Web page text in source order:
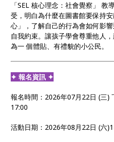
「SEL 核心理念：社會覺察」
受，明白為什麼在圖書館要保持
心」，了解自己的行為會如何影
自我約束。讓孩子學會尊重他人
為一 個體貼、有禮貌的小公民。
✦ 報名資訊 ✦
報名時間：2026年07月22日 (三)
17:00
活動日期：2026年08月22日 (六